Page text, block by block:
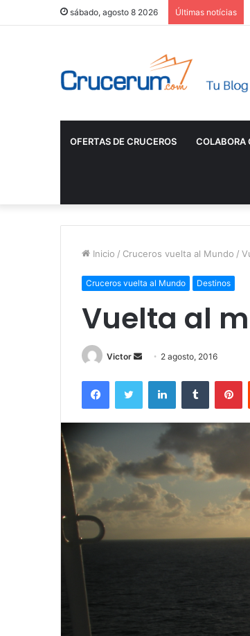
sábado, agosto 8 2026 Últimas notícias
OFERTAS DE CRUCEROS COLABORA
Inicio / Cruceros vuelta al Mundo /
Cruceros vuelta al Mundo Destinos
Vuelta al
Victor
Send
email
2 agosto, 2016
FacebookTwitter LinkedInTumblr